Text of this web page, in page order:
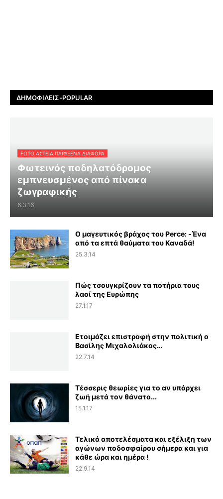
ΔΗΜΟΦΙΛΕΊΣ-POPULAR
FOTO ΑΣΤΕΙΑ ΠΑΡΑΞΕΝΑ ΔΙΑΦΟΡΑ
Φωτεινός ποδηλατόδρομος
εμπνευσμένος από πίνακα
ζωγραφικής
6.3.16
Ο μαγευτικός βράχος του Perce: -Ένα
από τα επτά θαύματα του Καναδά!
25.3.14
Πώς τσουγκρίζουν τα ποτήρια τους
λαοί της Ευρώπης
27.1.17
Ετοιμάζει επιστροφή στην πολιτική ο
Βασίλης Μιχαλολιάκος…
22.7.14
Τέσσερις θεωρίες για το αν υπάρχει
ζωή μετά τον θάνατο...
15.1.17
Τελικά αποτελέσματα και εξέλιξη των
αγώνων ποδοσφαίρου σήμερα και για
κάθε ώρα και ημέρα !
22.9.14